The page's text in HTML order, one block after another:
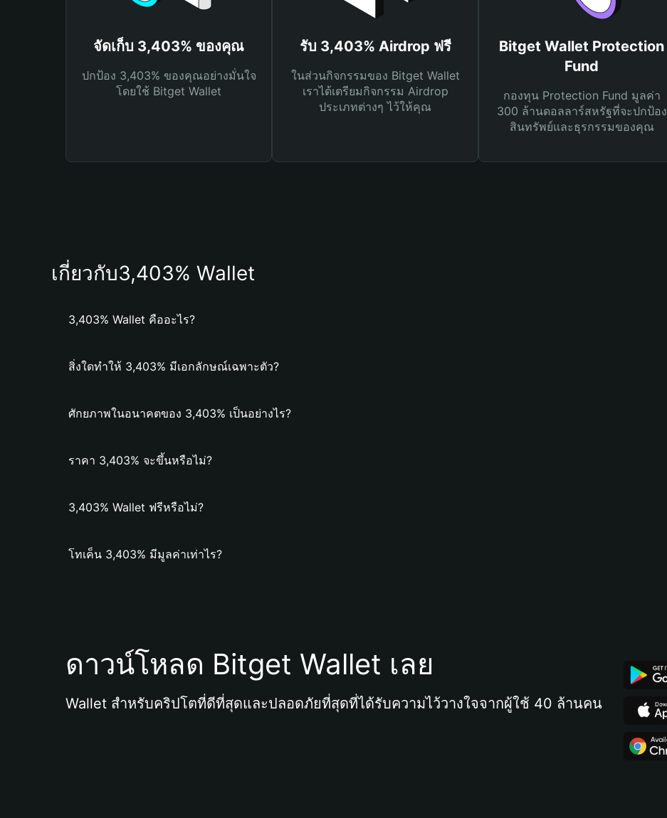
จัดเก็บ 3,403% ของคุณ
ปกป้อง 3,403% ของคุณอย่างมั่นใจ
โดยใช้ Bitget Wallet
รับ 3,403% Airdrop ฟรี
ในส่วนกิจกรรมของ Bitget Wallet
เราได้เตรียมกิจกรรม Airdrop
ประเภทต่างๆ ไว้ให้คุณ
Bitget Wallet Protection
Fund
กองทุน Protection Fund มูลค่า
300 ล้านดอลลาร์สหรัฐที่จะปกป้อง
สินทรัพย์และธุรกรรมของคุณ
เกี่ยวกับ3,403% Wallet
3,403% Wallet คืออะไร?
สิ่งใดทำให้ 3,403% มีเอกลักษณ์เฉพาะตัว?
ศักยภาพในอนาคตของ 3,403% เป็นอย่างไร?
ราคา 3,403% จะขึ้นหรือไม่?
3,403% Wallet ฟรีหรือไม่?
โทเค็น 3,403% มีมูลค่าเท่าไร?
ดาวน์โหลด Bitget Wallet เลย
Wallet สำหรับคริปโตที่ดีที่สุดและปลอดภัยที่สุดที่ได้รับความไว้วางใจจากผู้ใช้ 40 ล้านคน